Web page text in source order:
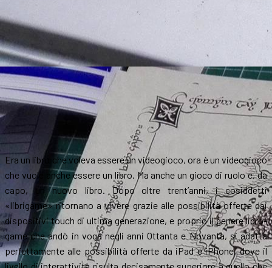
Era un libro che voleva essere un videogioco, ora è un videogioco
che vuole anche essere un libro. Ma anche un gioco di ruolo e, da
capo, un nuovo libro. Dopo oltre trent’anni, i cosiddetti
«librigame» ritornano a vivere grazie alle possibilità offerte dai
dispositivi touch di ultima generazione, e proprio il genere libro-
game che andò in voga negli anni Ottanta e Novanta, si adatta
perfettamente alle possibilità offerte da iPad e iPhone, dove il